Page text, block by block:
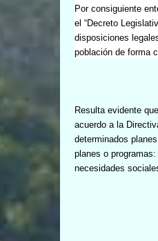
Por consiguiente
el “Decreto
disposiciones
población de forma
Resulta evidente
acuerdo a la
determinados
planes o
necesidades